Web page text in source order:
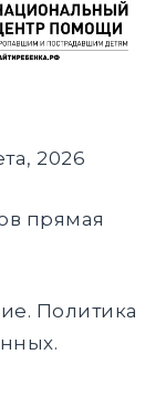
2026
прямая
. Политика
.